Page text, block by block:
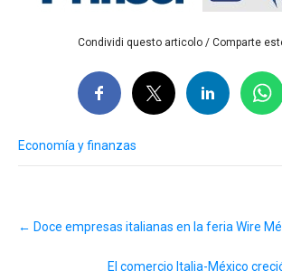
Condividi questo articolo / Comparte
Economía y finanzas
navigation
← Doce empresas italianas en la feria Wire
El comercio Italia-México